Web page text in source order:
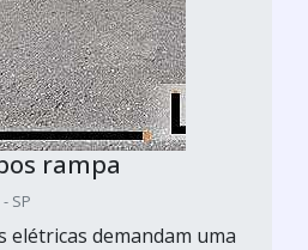
rampa
SP
elétricas demandam uma